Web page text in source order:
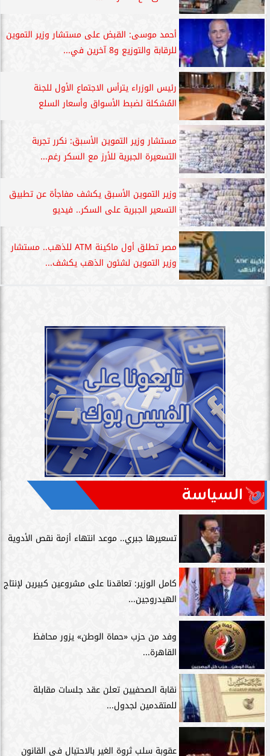
أحمد موسى: القبض على مستشار وزير التموين
للرقابة والتوزيع و8 آخرين في...
رئيس الوزراء يترأس الاجتماع الأول للجنة
المُشكلة لضبط الأسواق وأسعار السلع
مستشار وزير التموين الأسبق: نكرر تجربة
التسعيرة الجبرية للأرز مع السكر رغم...
وزير التموين الأسبق يكشف مفاجأة عن تطبيق
التسعير الجبرية على السكر.. فيديو
مصر تطلق أول ماكينة ATM للذهب.. مستشار
وزير التموين لشئون الذهب يكشف...
السياسة
تسعيرها جبري.. موعد انتهاء أزمة نقص الأدوية
كامل الوزير: تعاقدنا على مشروعين كبيرين لإنتاج
الهيدروجين...
وفد من حزب «حماة الوطن» يزور محافظ
القاهرة...
نقابة الصحفيين تعلن عقد جلسات مقابلة
للمتقدمين لجدول...
عقوبة سلب ثروة الغير بالاحتيال في القانون